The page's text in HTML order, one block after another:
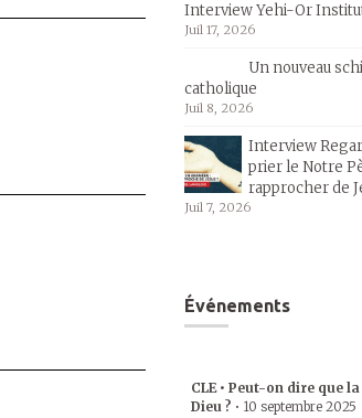
Interview Yehi-Or
Juil 17, 2026
Un nouveau
catholique
Juil 8, 2026
Interview
prier le Notre
rapprocher de
Juil 7, 2026
Événements
CLE • Peut-on dire que
Dieu ? • 10 septembre 2025